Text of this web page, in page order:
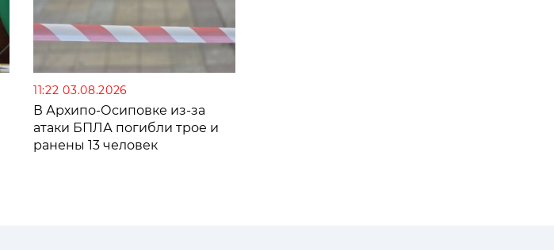
11:22 03.08.2026
В Архипо-Осиповке из-за
атаки БПЛА погибли трое и
ранены 13 человек